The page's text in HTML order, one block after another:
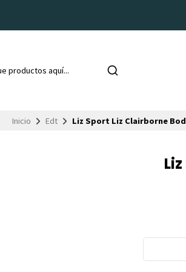
Inicio Edt Liz Sport Liz Clairborne